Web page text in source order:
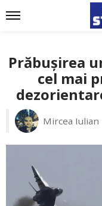
Prăbușirea
cel mai
Mircea Iulian